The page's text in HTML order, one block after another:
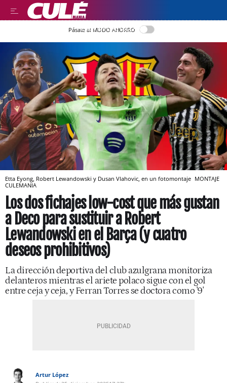
LEER EN CASTELLANO
Pásate al MODO AHORRO
Etta Eyong, Robert Lewandowski y Dusan Vlahovic, en un fotomontaje MONTAJE
CULEMANIA
Los dos fichajes low-cost que más gustan
a Deco para sustituir a Robert
Lewandowski en el Barça (y cuatro
deseos prohibitivos)
La dirección deportiva del club azulgrana monitoriza
delanteros mientras el ariete polaco sigue con el gol
entre ceja y ceja, y Ferran Torres se doctora como '9'
Artur López